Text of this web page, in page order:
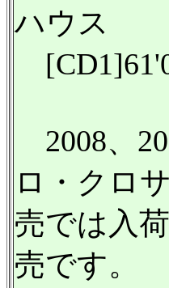
ハウス
2008、
ロ・クロ
売では入
売です。